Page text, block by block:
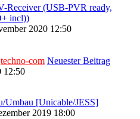
Receiver (USB-PVR ready,
incl))
2020 12:50
techno-com Neuester Beitrag
12:50
Umbau [Unicable/JESS]
2019 18:00